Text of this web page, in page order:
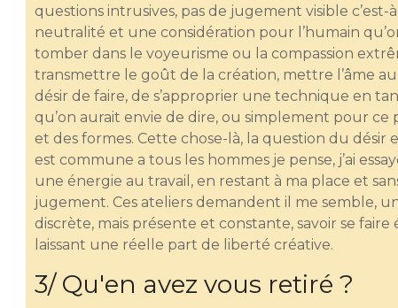
questions intrusives, pas de jugement visible
neutralité et une considération pour l’humain
tomber dans le voyeurisme ou la compassion
transmettre le goût de la création, mettre l’âme
désir de faire, de s’approprier une technique en
qu’on aurait envie de dire, ou simplement pour ce
et des formes. Cette chose-là, la question du désir
est commune a tous les hommes je pense, j’ai
une énergie au travail, en restant à ma place et
jugement. Ces ateliers demandent il me semble,
discrète, mais présente et constante, savoir se
laissant une réelle part de liberté créative.
3/ Qu'en avez vous retiré ?